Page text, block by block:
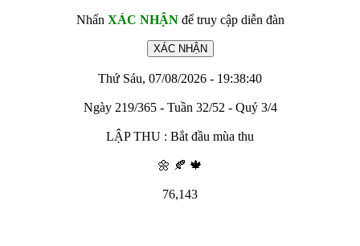
Nhấn XÁC NHẬNđể truy cập diễn đàn
Thứ Sáu, 07/08/2026 - 19:38:40
Ngày 219/365 - Tuần 32/52 - Quý 3/4
LẬP THU : Bắt đầu mùa thu
🌼 🍂 🍁
76,143